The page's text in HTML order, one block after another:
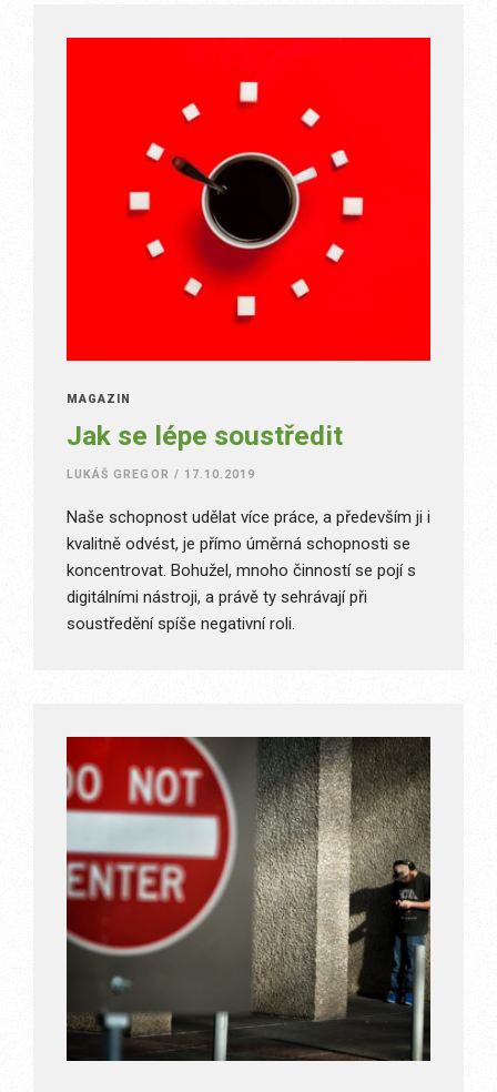
MAGAZÍN
Jak se lépe soustředit
LUKÁŠ GREGOR / 17.10.2019
Naše schopnost udělat více práce, a především ji i
kvalitně odvést, je přímo úměrná schopnosti se
koncentrovat. Bohužel, mnoho činností se pojí s
digitálními nástroji, a právě ty sehrávají při
soustředění spíše negativní roli.